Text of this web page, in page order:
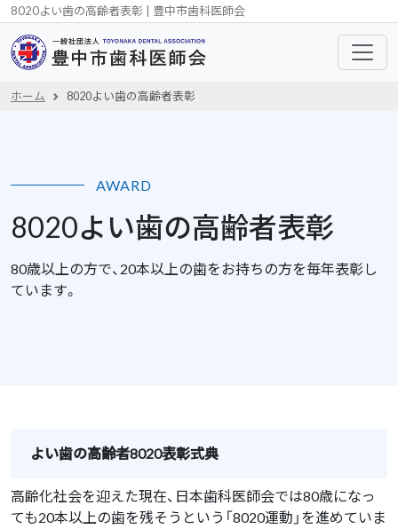
8020よい歯の高齢者表彰 | 豊中市歯科医師会
ホーム 8020よい歯の高齢者表彰
AWARD
8020よい歯の高齢者表彰
80歳以上の方で、20本以上の歯をお持ちの方を毎年表彰し
ています。
よい歯の高齢者8020表彰式典
高齢化社会を迎えた現在、日本歯科医師会では80歳になっ
ても20本以上の歯を残そうという「8020運動」を進めていま